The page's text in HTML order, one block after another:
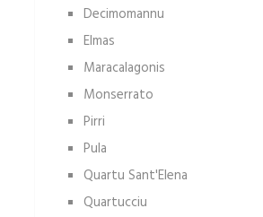
Decimomannu
Elmas
Maracalagonis
Monserrato
Pirri
Pula
Quartu Sant'Elena
Quartucciu